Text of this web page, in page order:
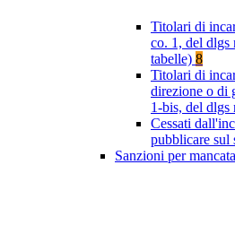
Titolari di
co. 1, del dlgs
tabelle) 8
Titolari di
direzione o di
1-bis, del dlgs
Cessati
pubblicare sul
Sanzioni per